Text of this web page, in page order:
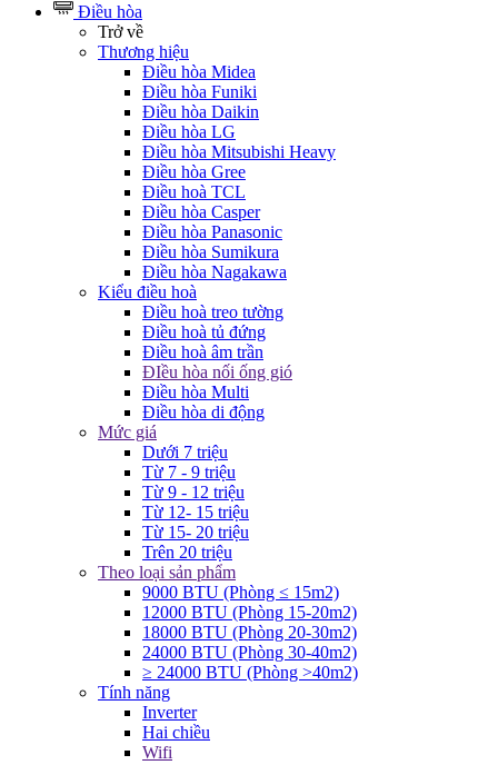
Điều hòa
Trở về
Thương hiệu
Điều hòa Midea
Điều hòa Funiki
Điều hòa Daikin
Điều hòa LG
Điều hòa Mitsubishi Heavy
Điều hòa Gree
Điều hoà TCL
Điều hòa Casper
Điều hòa Panasonic
Điều hòa Sumikura
Điều hòa Nagakawa
Kiểu điều hoà
Điều hoà treo tường
Điều hoà tủ đứng
Điều hoà âm trần
ĐIều hòa nối ống gió
Điều hòa Multi
Điều hòa di động
Mức giá
Dưới 7 triệu
Từ 7 - 9 triệu
Từ 9 - 12 triệu
Từ 12- 15 triệu
Từ 15- 20 triệu
Trên 20 triệu
Theo loại sản phẩm
9000 BTU (Phòng ≤ 15m2)
12000 BTU (Phòng 15-20m2)
18000 BTU (Phòng 20-30m2)
24000 BTU (Phòng 30-40m2)
≥ 24000 BTU (Phòng >40m2)
Tính năng
Inverter
Hai chiều
Wifi